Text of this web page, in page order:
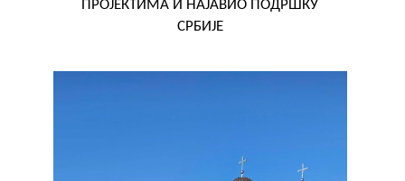
ПРОЈЕКТИМА И НАЈАВИО ПОДРШКУ
СРБИЈЕ